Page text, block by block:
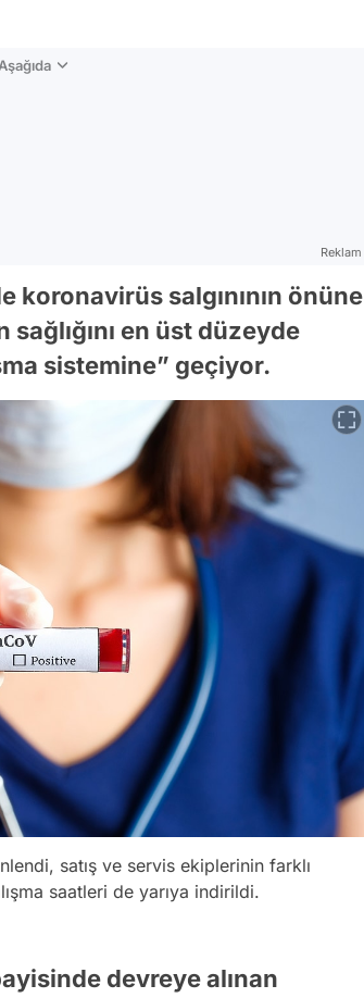
Reklam
koronavirüs salgınının önüne
en üst düzeyde
sistemine” geçiyor.
satış ve servis ekiplerinin farklı
saatleri de yarıya indirildi.
devreye alınan